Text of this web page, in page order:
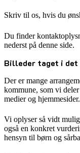
Skriv til os, hvis du
Du finder
nederst på denne side.
Billeder taget i
Der er mange
kommune, som vi
medier og hjemmesider.
Vi oplyser så vidt
også en konkret
hensyn til børn og